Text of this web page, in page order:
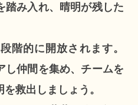
踏み入れ、晴明が残した
階的に開放されます。
し仲間を集め、チームを
救出しましょう。